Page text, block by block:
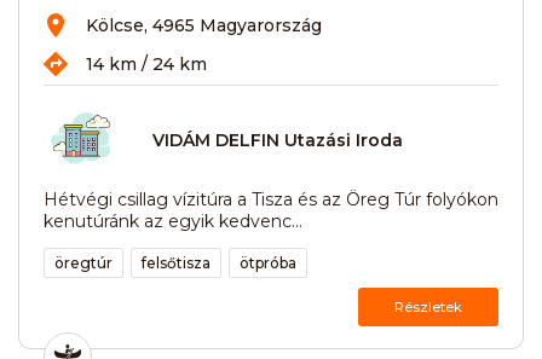
Kölcse, 4965 Magyarország
14 km / 24 km
VIDÁM DELFIN Utazási Iroda
Hétvégi csillag vízitúra a Tisza és az Öreg Túr folyókon
kenutúránk az egyik kedvenc...
öregtúr felsőtisza ötpróba
Részletek